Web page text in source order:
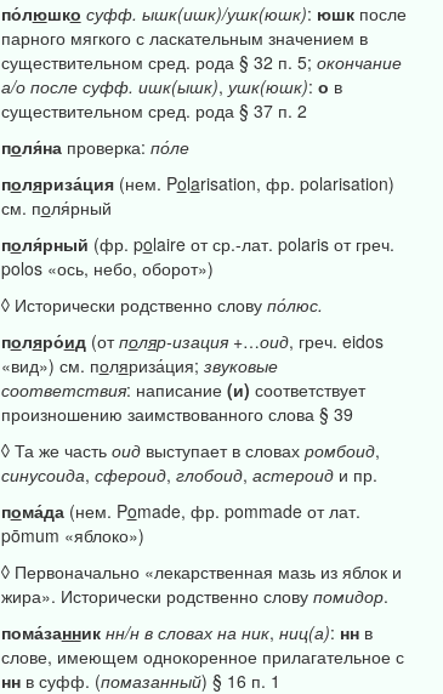
по́люшко суфф. ышк(ишк)/ушк(юшк): юшкпосле
парного мягкого с ласкательным значением в
существительном сред. рода § 32 п. 5; окончание
а/о после суфф. ишк(ышк), ушк(юшк): о в
существительном сред. рода § 37 п. 2
поля́напроверка: по́ле
поляриза́ция(нем. Polarisation, фр. polarisation)
см. поля́рный
поля́рный (фр. polaire от ср.-лат. polaris от греч.
polos «ось, небо, оборот»)
◊ Исторически родственно слову по́люс.
поляро́ид(отполяр-изация+…оид, греч. eidos
«вид») см. поляриза́ция; звуковые
соответствия: написание (и) соответствует
произношению заимствованного слова § 39
◊ Та же часть оидвыступает в словах ромбоид,
синусоида, сфероид, глобоид, астероиди пр.
пома́да(нем. Pomade, фр. pommade от лат.
pōmum «яблоко»)
◊ Первоначально «лекарственная мазь из яблок и
жира». Исторически родственно слову помидор.
пома́занник нн/н в словах на ник, ниц(а): ннв
слове, имеющем однокоренное прилагательное с
ннв суфф. (помазанный) § 16 п. 1